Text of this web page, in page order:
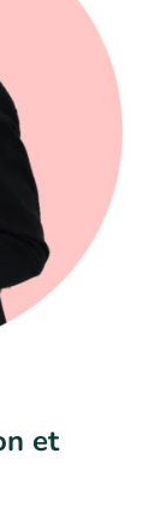
et